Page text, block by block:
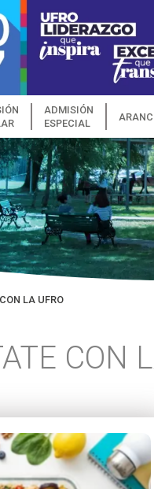
ADMISIÓN
ESPECIAL
LA UFRO
CON